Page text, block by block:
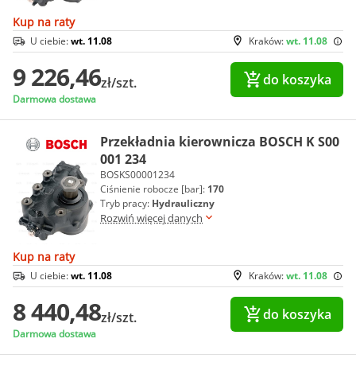
Kup na raty
Kraków:wt. 11.08
U ciebie:wt. 11.08
9 226,46zł/szt.
Darmowa dostawa
do koszyka
Przekładnia kierownicza BOSCH K S00
001 234
BOSKS00001234
Ciśnienie robocze [bar]: 170
Tryb pracy: Hydrauliczny
Rozwiń więcej danych
Kup na raty
Kraków:wt. 11.08
U ciebie:wt. 11.08
8 440,48zł/szt.
Darmowa dostawa
do koszyka